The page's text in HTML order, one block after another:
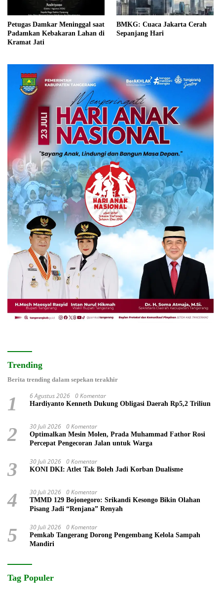
Petugas Damkar Meninggal saat
Padamkan Kebakaran Lahan di
Kramat Jati
BMKG: Cuaca Jakarta Cerah
Sepanjang Hari
Trending
Berita trending dalam sepekan terakhir
1 6 Agustus 2026 0 Komentar
Hardiyanto Kenneth Dukung Obligasi Daerah Rp5,2 Triliun
2 30 Juli 2026 0 Komentar
Optimalkan Mesin Molen, Prada Muhammad Fathor Rosi
Percepat Pengecoran Jalan untuk Warga
3 30 Juli 2026 0 Komentar
KONI DKI: Atlet Tak Boleh Jadi Korban Dualisme
4 30 Juli 2026 0 Komentar
TMMD 129 Bojonegoro: Srikandi Kesongo Bikin Olahan
Pisang Jadi “Renjana” Renyah
5 30 Juli 2026 0 Komentar
Pemkab Tangerang Dorong Pengembang Kelola Sampah
Mandiri
Tag Populer